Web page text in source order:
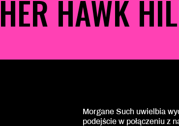
HER HAWK
Morgane Such uwielbia
podejście w połączeniu z